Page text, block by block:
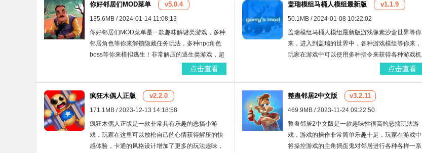
你好邻居们MOD菜单 v5.0.4
135.6MB / 2024-01-14 11:08:13
你好邻居们MOD菜单是一款趣味解谜类游戏，多种
邻居角色等你来解锁隐藏任务玩法，多种npc角色
boss等你来模拟逃生！非常解压的逃生类游戏，超
多游戏恶搞游戏玩法加入，快来秘密下载站体验
点击查看
盖瑞模组马桶人模组最新版 v1.1.9
50.1MB / 2024-01-08 10:22:02
盖瑞模组马桶人模组最新版游戏像素沙盒世界等你
来，进入到盖瑞的世界中，各种游戏模组等你来，
玩家在游戏中可以使用多种指令来获得各种游戏机
制道具玩法奖励，角色选择也特别的丰富，给玩家
点击查看
疯狂木偶人正版 v2.2.0
171.1MB / 2023-12-13 14:18:58
疯狂木偶人正版是一款非常具有乐趣的恶搞小游
戏，玩家在这里可以放松自己的心情获得解压的快
感体验，卡通的风格设计增加了更多的玩法趣味，
整蛊邻居2中文版 v3.2.11
469.9MB / 2023-11-24 09:22:50
整蛊邻居2中文版是一款趣味性很高的恶搞玩法游
戏，游戏的操作非常简单乐趣十足，玩家在游戏中
将操控游戏的主角捣蛋鬼对邻居进行各种各样一系